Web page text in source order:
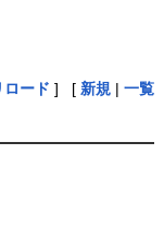
ロード ] [ 新規| 一覧